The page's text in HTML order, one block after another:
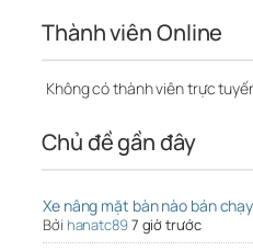
Thành viên Online
Không có thành viên trực
Chủ đề gần đây
Xe nâng mặt bàn nào bán
Bởi hanatc897 giờ trước